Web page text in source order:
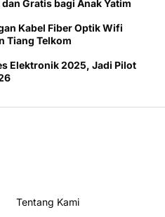
Gratis bagi Anak Yatim
Kabel Fiber Optik Wifi
Tiang Telkom
Elektronik 2025, Jadi Pilot
Tentang Kami